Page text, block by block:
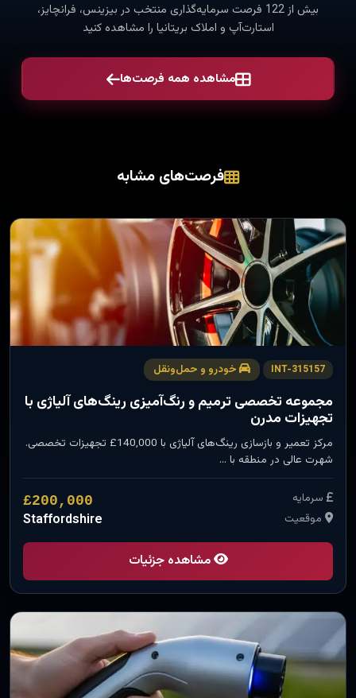
بیش از 122 فرصت سرمایه‌گذاری منتخب در بیزینس، فرانچایز،
استارت‌آپ و املاک بریتانیا را مشاهده کنید
مشاهده همه فرصت‌ها
فرصت‌های مشابه
INT-315157 خودرو و حمل‌ونقل
مجموعه تخصصی ترمیم و رنگ‌آمیزی رینگ‌های آلیاژی با
تجهیزات مدرن
مرکز تعمیر و بازسازی رینگ‌های آلیاژی با 140,000£ تجهیزات تخصصی.
شهرت عالی در منطقه با …
سرمایه £200,000
موقعیت Staffordshire
مشاهده جزئیات